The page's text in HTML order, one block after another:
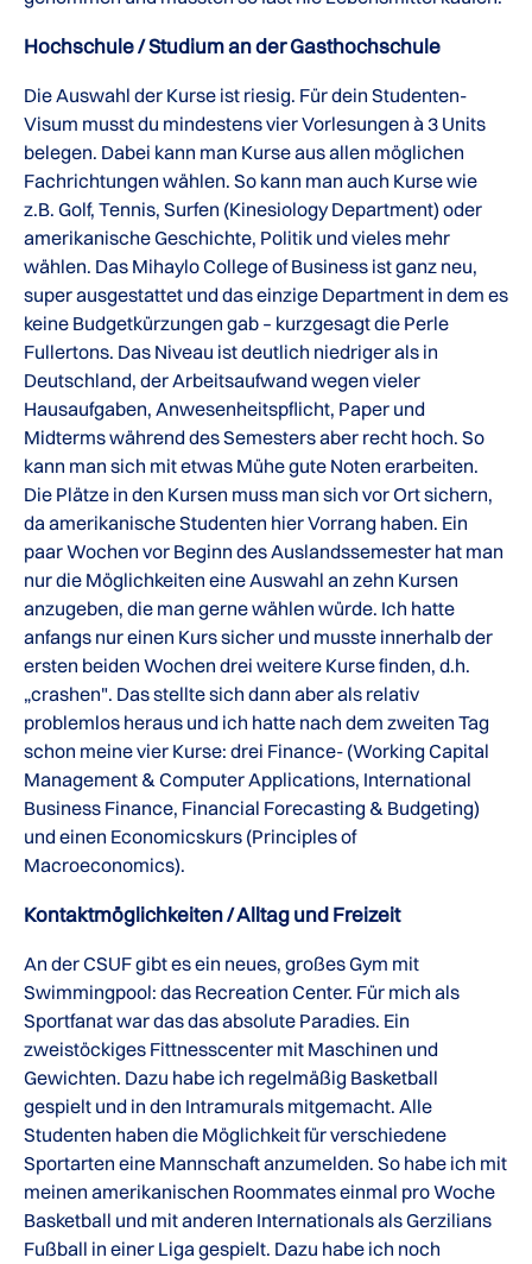
Hochschule / Studium an der Gasthochschule
Die Auswahl der Kurse ist riesig. Für dein Studenten-
Visum musst du mindestens vier Vorlesungen à 3 Units
belegen. Dabei kann man Kurse aus allen möglichen
Fachrichtungen wählen. So kann man auch Kurse wie
z.B. Golf, Tennis, Surfen (Kinesiology Department) oder
amerikanische Geschichte, Politik und vieles mehr
wählen. Das Mihaylo College of Business ist ganz neu,
super ausgestattet und das einzige Department in dem es
keine Budgetkürzungen gab – kurzgesagt die Perle
Fullertons. Das Niveau ist deutlich niedriger als in
Deutschland, der Arbeitsaufwand wegen vieler
Hausaufgaben, Anwesenheitspflicht, Paper und
Midterms während des Semesters aber recht hoch. So
kann man sich mit etwas Mühe gute Noten erarbeiten.
Die Plätze in den Kursen muss man sich vor Ort sichern,
da amerikanische Studenten hier Vorrang haben. Ein
paar Wochen vor Beginn des Auslandssemester hat man
nur die Möglichkeiten eine Auswahl an zehn Kursen
anzugeben, die man gerne wählen würde. Ich hatte
anfangs nur einen Kurs sicher und musste innerhalb der
ersten beiden Wochen drei weitere Kurse finden, d.h.
„crashen". Das stellte sich dann aber als relativ
problemlos heraus und ich hatte nach dem zweiten Tag
schon meine vier Kurse: drei Finance- (Working Capital
Management & Computer Applications, International
Business Finance, Financial Forecasting & Budgeting)
und einen Economicskurs (Principles of
Macroeconomics).
Kontaktmöglichkeiten / Alltag und Freizeit
An der CSUF gibt es ein neues, großes Gym mit
Swimmingpool: das Recreation Center. Für mich als
Sportfanat war das das absolute Paradies. Ein
zweistöckiges Fittnesscenter mit Maschinen und
Gewichten. Dazu habe ich regelmäßig Basketball
gespielt und in den Intramurals mitgemacht. Alle
Studenten haben die Möglichkeit für verschiedene
Sportarten eine Mannschaft anzumelden. So habe ich mit
meinen amerikanischen Roommates einmal pro Woche
Basketball und mit anderen Internationals als Gerzilians
Fußball in einer Liga gespielt. Dazu habe ich noch